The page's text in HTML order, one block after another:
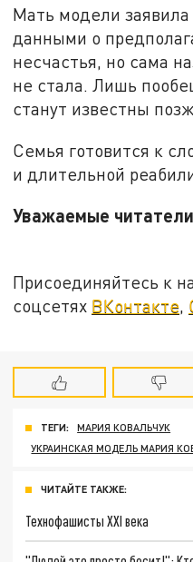
Мать модели
данными о
несчастья, но сама
не стала. Лишь
станут известны
Семья готовится к
и длительной
Уважаемые
Присоединяйтесь к
соцсетях ВКонтакте,
ТЕГИ:
МАРИЯ КОВАЛЬЧУК
УКРАИНСКАЯ МОДЕЛЬ МАРИЯ
ЧИТАЙТЕ ТАКЖЕ:
Технофашисты XXI века